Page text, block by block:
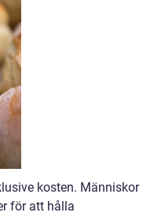
kosten. Människor
för att hålla